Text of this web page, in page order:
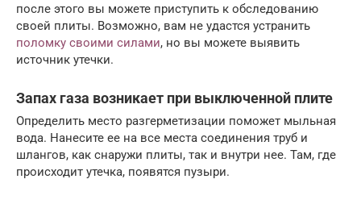
после этого вы можете приступить к обследованию
своей плиты. Возможно, вам не удастся устранить
поломку своими силами, но вы можете выявить
источник утечки.
Запах газа возникает при выключенной плите
Определить место разгерметизации поможет мыльная
вода. Нанесите ее на все места соединения труб и
шлангов, как снаружи плиты, так и внутри нее. Там, где
происходит утечка, появятся пузыри.